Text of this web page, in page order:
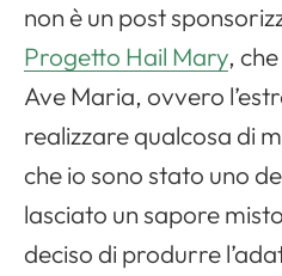
non è un post
Progetto Hail Mary,
Ave Maria, ovvero
realizzare qualcosa di
che io sono stato uno
lasciato un sapore
deciso di produrre